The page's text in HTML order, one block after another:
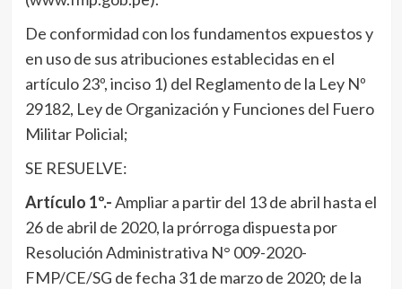
De conformidad con los fundamentos expuestos y
en uso de sus atribuciones establecidas en el
artículo 23º, inciso 1) del Reglamento de la Ley Nº
29182, Ley de Organización y Funciones del Fuero
Militar Policial;
SE RESUELVE:
Artículo 1º.-Ampliar a partir del 13 de abril hasta el
26 de abril de 2020, la prórroga dispuesta por
Resolución Administrativa N° 009-2020-
FMP/CE/SG de fecha 31 de marzo de 2020; de la